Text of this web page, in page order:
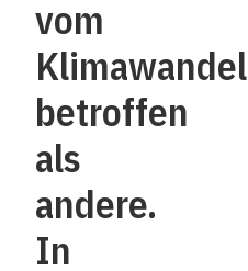
vom
Klimawandel
betroffen
als
andere.
In